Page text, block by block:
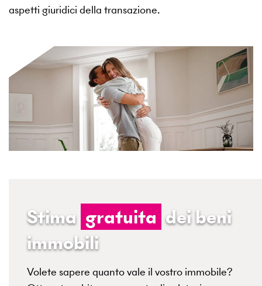
aspetti giuridici della transazione.
Stima gratuita dei beni
immobili
Volete sapere quanto vale il vostro immobile?